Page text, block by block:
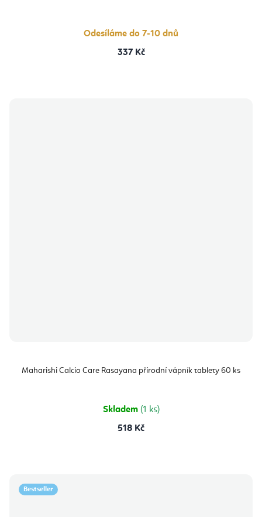
Odesíláme do 7-10 dnů
337 Kč
Maharishi Calcio Care Rasayana přírodní vápník tablety 60 ks
Skladem (1 ks)
518 Kč
Bestseller